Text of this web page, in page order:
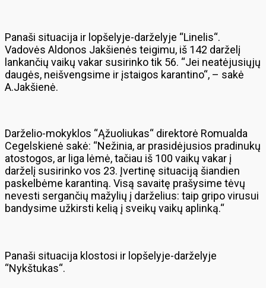
Panaši situacija ir lopšelyje-darželyje “Linelis“.
Vadovės Aldonos Jakšienės teigimu, iš 142 darželį
lankančių vaikų vakar susirinko tik 56. “Jei neatėjusiųjų
daugės, neišvengsime ir įstaigos karantino“, – sakė
A.Jakšienė.
Darželio-mokyklos “Ąžuoliukas“ direktorė Romualda
Cegelskienė sakė: “Nežinia, ar prasidėjusios pradinukų
atostogos, ar liga lėmė, tačiau iš 100 vaikų vakar į
darželį susirinko vos 23. Įvertinę situaciją šiandien
paskelbėme karantiną. Visą savaitę prašysime tėvų
nevesti sergančių mažylių į darželius: taip gripo virusui
bandysime užkirsti kelią į sveikų vaikų aplinką.“
Panaši situacija klostosi ir lopšelyje-darželyje
“Nykštukas“.